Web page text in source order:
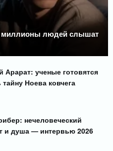
миллионы людей слышат
Арарат: ученые готовятся
Ноева ковчега
нечеловеческий
и душа — интервью 2026